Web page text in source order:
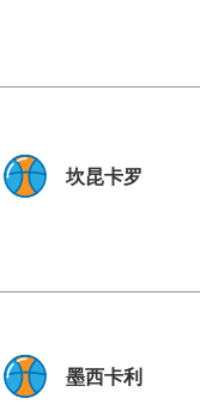
坎昆卡罗
墨西卡利